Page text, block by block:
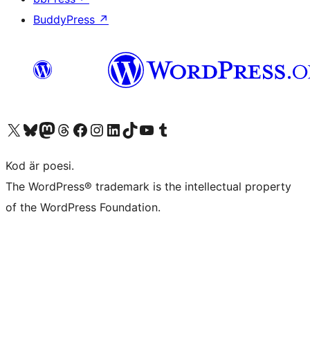
BuddyPress ↗
Besök vår X-konto (f.d. Twitter)
Besök vårt Bluesky-konto
Besök vårt Mastodon-konto
Besök vårt Thread-konto
Besök vår Facebook-sidaBesök vårt Instagram-konto
Besök vårt LinkedIn-konto
Besök vårt TikTok-konto
Besök vår YouTube-kanalBesök vårt Tumblr-konto
Kod är poesi.
The WordPress® trademark is the intellectual property
of the WordPress Foundation.